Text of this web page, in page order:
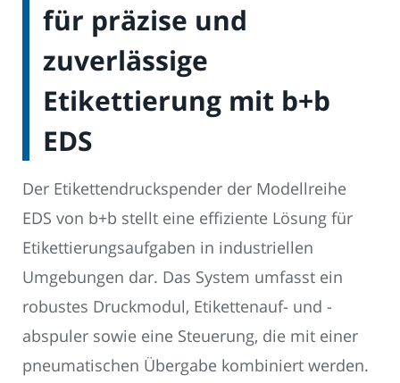
für präzise und
zuverlässige
Etikettierung mit b+b
EDS
Der Etikettendruckspender der Modellreihe
EDS von b+b stellt eine effiziente Lösung für
Etikettierungsaufgaben in industriellen
Umgebungen dar. Das System umfasst ein
robustes Druckmodul, Etikettenauf- und -
abspuler sowie eine Steuerung, die mit einer
pneumatischen Übergabe kombiniert werden.